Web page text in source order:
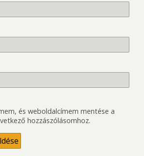
és weboldalcímem mentése a
hozzászólásomhoz.